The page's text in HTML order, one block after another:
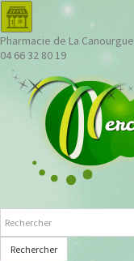
Pharmacie de La Canourgue
04 66 32 80 19
Rechercher